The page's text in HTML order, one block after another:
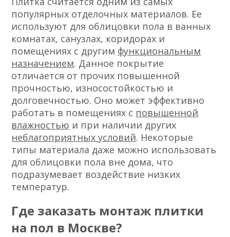
популярных отделочных материалов. Ее
используют для облицовки пола в ванных
комнатах, санузлах, коридорах и
помещениях с другим функциональным
назначением. Данное покрытие
отличается от прочих повышенной
прочностью, износостойкостью и
долговечностью. Оно может эффективно
работать в помещениях с повышенной
влажностью и при наличии других
неблагоприятных условий. Некоторые
типы материала даже можно использовать
для облицовки пола вне дома, что
подразумевает воздействие низких
температур.
Где заказать монтаж плитки
на пол в Москве?